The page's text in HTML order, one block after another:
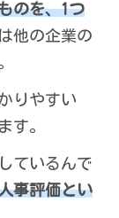
のを、1つ
他の企業の
りやすい
す。
ているんで
事評価とい